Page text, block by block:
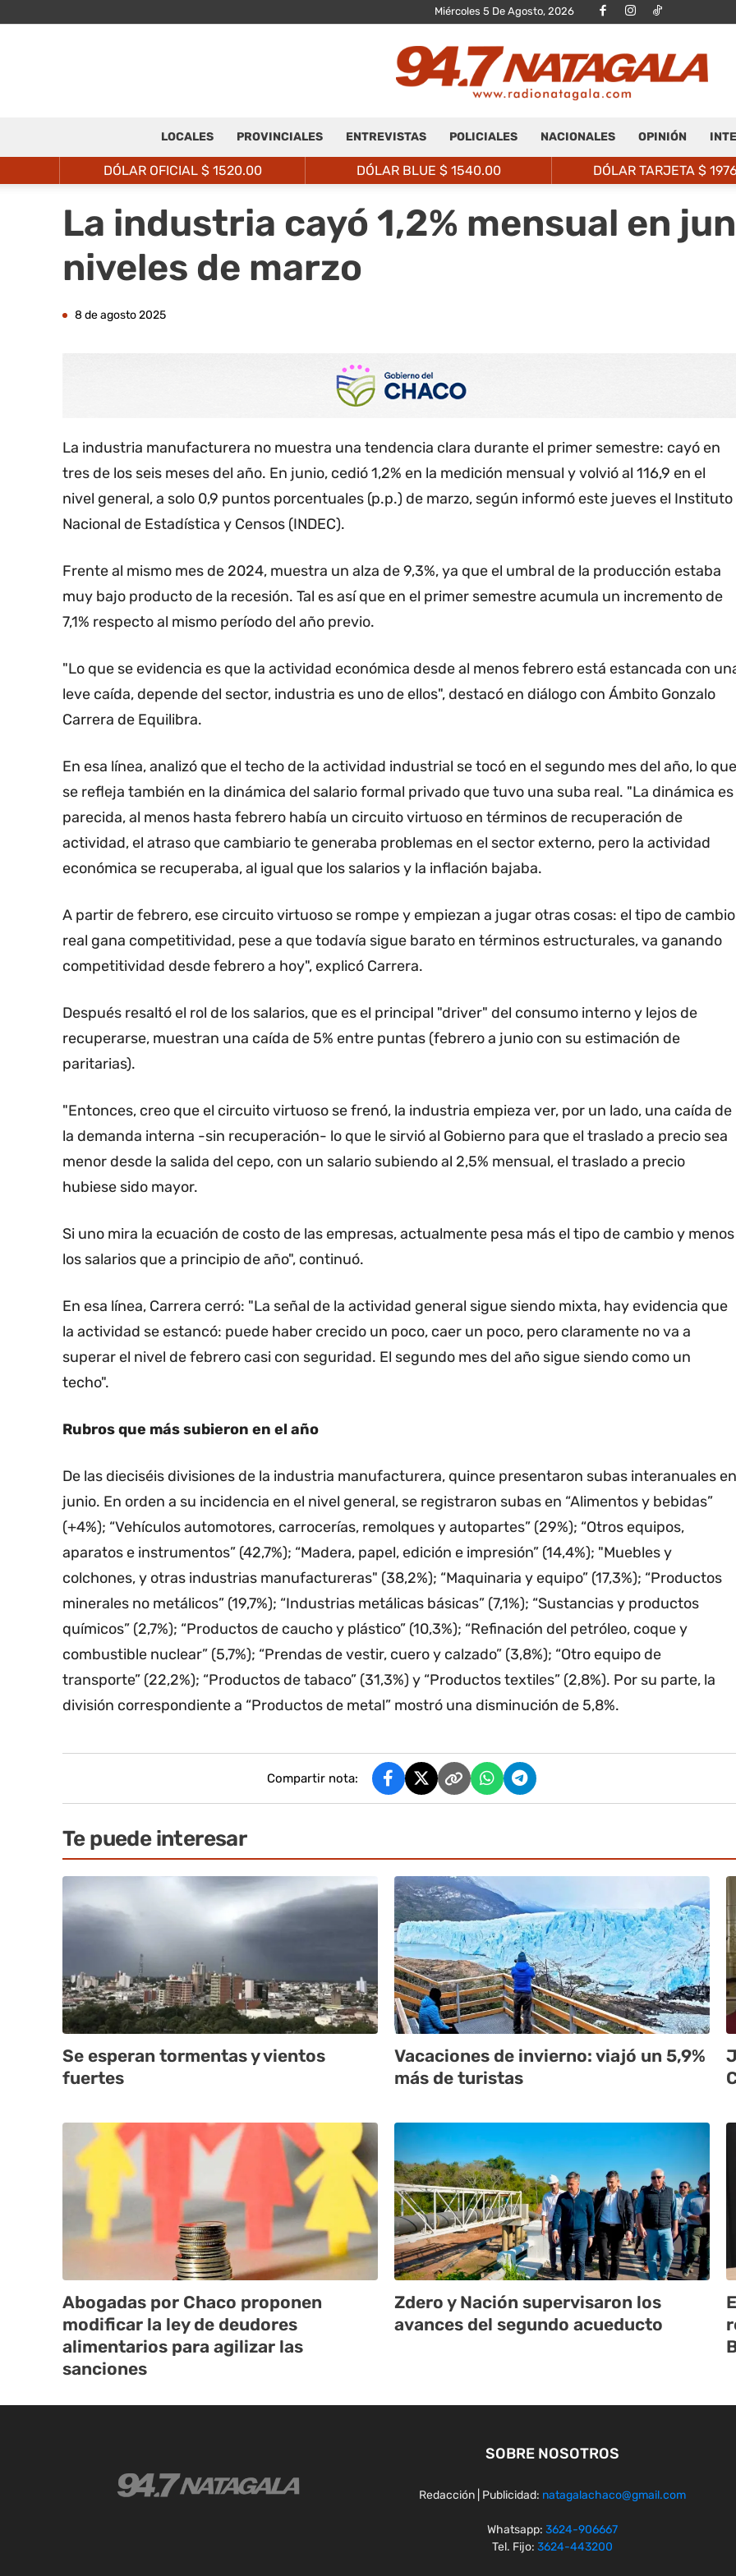
Miércoles 5 De Agosto, 2026
LOCALES PROVINCIALES ENTREVISTAS POLICIALES NACIONALES OPINIÓN
DÓLAR OFICIAL $ 1520.00 DÓLAR BLUE $ 1540.00 DÓLAR TARJETA $
La industria cayó 1,2% mensual en
niveles de marzo
8 de agosto 2025
La industria manufacturera no muestra una tendencia clara durante el primer semestre: cayó en
tres de los seis meses del año. En junio, cedió 1,2% en la medición mensual y volvió al 116,9 en el
nivel general, a solo 0,9 puntos porcentuales (p.p.) de marzo, según informó este jueves el Instituto
Nacional de Estadística y Censos (INDEC).
Frente al mismo mes de 2024, muestra un alza de 9,3%, ya que el umbral de la producción estaba
muy bajo producto de la recesión. Tal es así que en el primer semestre acumula un incremento de
7,1% respecto al mismo período del año previo.
"Lo que se evidencia es que la actividad económica desde al menos febrero está estancada con
leve caída, depende del sector, industria es uno de ellos", destacó en diálogo con Ámbito Gonzalo
Carrera de Equilibra.
En esa línea, analizó que el techo de la actividad industrial se tocó en el segundo mes del año, lo que
se refleja también en la dinámica del salario formal privado que tuvo una suba real. "La dinámica es
parecida, al menos hasta febrero había un circuito virtuoso en términos de recuperación de
actividad, el atraso que cambiario te generaba problemas en el sector externo, pero la actividad
económica se recuperaba, al igual que los salarios y la inflación bajaba.
A partir de febrero, ese circuito virtuoso se rompe y empiezan a jugar otras cosas: el tipo de cambio
real gana competitividad, pese a que todavía sigue barato en términos estructurales, va ganando
competitividad desde febrero a hoy", explicó Carrera.
Después resaltó el rol de los salarios, que es el principal "driver" del consumo interno y lejos de
recuperarse, muestran una caída de 5% entre puntas (febrero a junio con su estimación de
paritarias).
"Entonces, creo que el circuito virtuoso se frenó, la industria empieza ver, por un lado, una caída de
la demanda interna -sin recuperación- lo que le sirvió al Gobierno para que el traslado a precio sea
menor desde la salida del cepo, con un salario subiendo al 2,5% mensual, el traslado a precio
hubiese sido mayor.
Si uno mira la ecuación de costo de las empresas, actualmente pesa más el tipo de cambio y menos
los salarios que a principio de año", continuó.
En esa línea, Carrera cerró: "La señal de la actividad general sigue siendo mixta, hay evidencia que
la actividad se estancó: puede haber crecido un poco, caer un poco, pero claramente no va a
superar el nivel de febrero casi con seguridad. El segundo mes del año sigue siendo como un
techo".
Rubros que más subieron en el año
De las dieciséis divisiones de la industria manufacturera, quince presentaron subas interanuales en
junio. En orden a su incidencia en el nivel general, se registraron subas en “Alimentos y bebidas”
(+4%); “Vehículos automotores, carrocerías, remolques y autopartes” (29%); “Otros equipos,
aparatos e instrumentos” (42,7%); “Madera, papel, edición e impresión” (14,4%); "Muebles y
colchones, y otras industrias manufactureras" (38,2%); “Maquinaria y equipo” (17,3%); “Productos
minerales no metálicos” (19,7%); “Industrias metálicas básicas” (7,1%); “Sustancias y productos
químicos” (2,7%); “Productos de caucho y plástico” (10,3%); “Refinación del petróleo, coque y
combustible nuclear” (5,7%); “Prendas de vestir, cuero y calzado” (3,8%); “Otro equipo de
transporte” (22,2%); “Productos de tabaco” (31,3%) y “Productos textiles” (2,8%). Por su parte, la
división correspondiente a “Productos de metal” mostró una disminución de 5,8%.
Compartir nota:
Te puede interesar
Se esperan tormentas y vientos
fuertes
Vacaciones de invierno: viajó un 5,9%
más de turistas
Abogadas por Chaco proponen
modificar la ley de deudores
alimentarios para agilizar las
sanciones
Zdero y Nación supervisaron los
avances del segundo acueducto
SOBRE NOSOTROS
Redacción | Publicidad: natagalachaco@gmail.com
Whatsapp: 3624-906667
Tel. Fijo: 3624-443200